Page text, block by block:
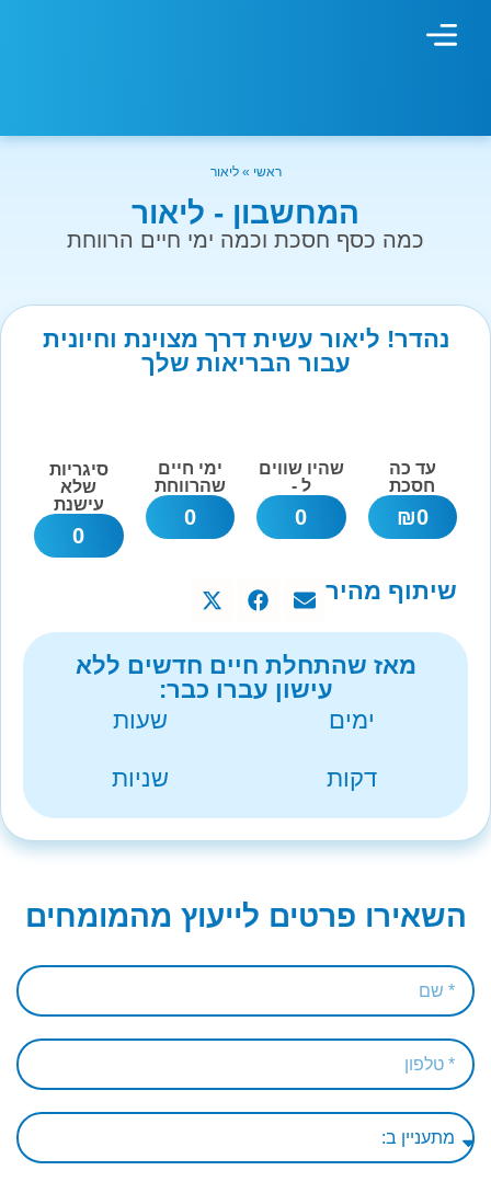
ראשי »ליאור
המחשבון - ליאור
כמה כסף חסכת וכמה ימי חיים הרווחת
נהדר! ליאור עשית דרך מצוינת וחיונית
עבור הבריאות שלך
עד כה
חסכת
0
₪
שהיו שווים
ל -
0
ימי חיים
שהרווחת
0
סיגריות
שלא
עישנת
0
שיתוף מהיר
מאז שהתחלת חיים חדשים ללא
עישון עברו כבר:
ימים
שעות
דקות שניות
השאירו פרטים לייעוץ מהמומחים